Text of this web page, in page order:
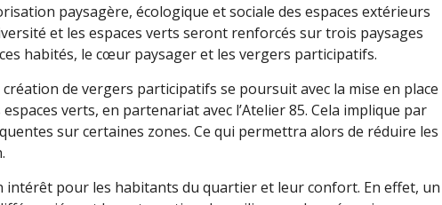
paysagère, écologique et sociale des espaces extérieurs
et les espaces verts seront renforcés sur trois paysages
habités, le cœur paysager et les vergers participatifs.
de vergers participatifs se poursuit avec la mise en place
verts, en partenariat avec l’Atelier 85. Cela implique par
sur certaines zones. Ce qui permettra alors de réduire les
intérêt pour les habitants du quartier et leur confort. En effet, un